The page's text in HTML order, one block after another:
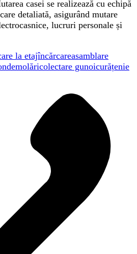
casei se realizează cu echipă
detaliată, asigurând mutare
lucruri personale și
la etajîncărcareasamblare
demolăricolectare gunoicurățenie